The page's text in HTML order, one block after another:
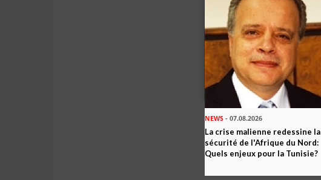
NEWS - 07.08.2026
La crise malienne redessine la
sécurité de l'Afrique du Nord:
Quels enjeux pour la Tunisie?